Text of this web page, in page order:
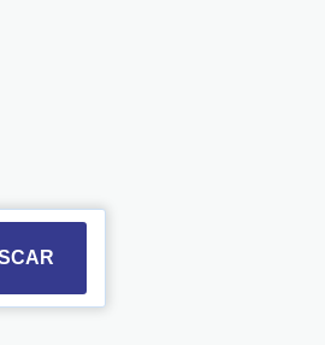
select a date. Press the
and select a date.